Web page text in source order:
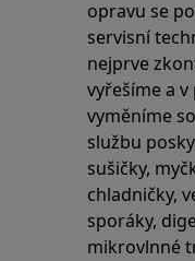
opravu se
servisní
nejprve
vyřešíme a
vyměníme
službu
sušičky,
chladničky,
sporáky,
mikrovlnné